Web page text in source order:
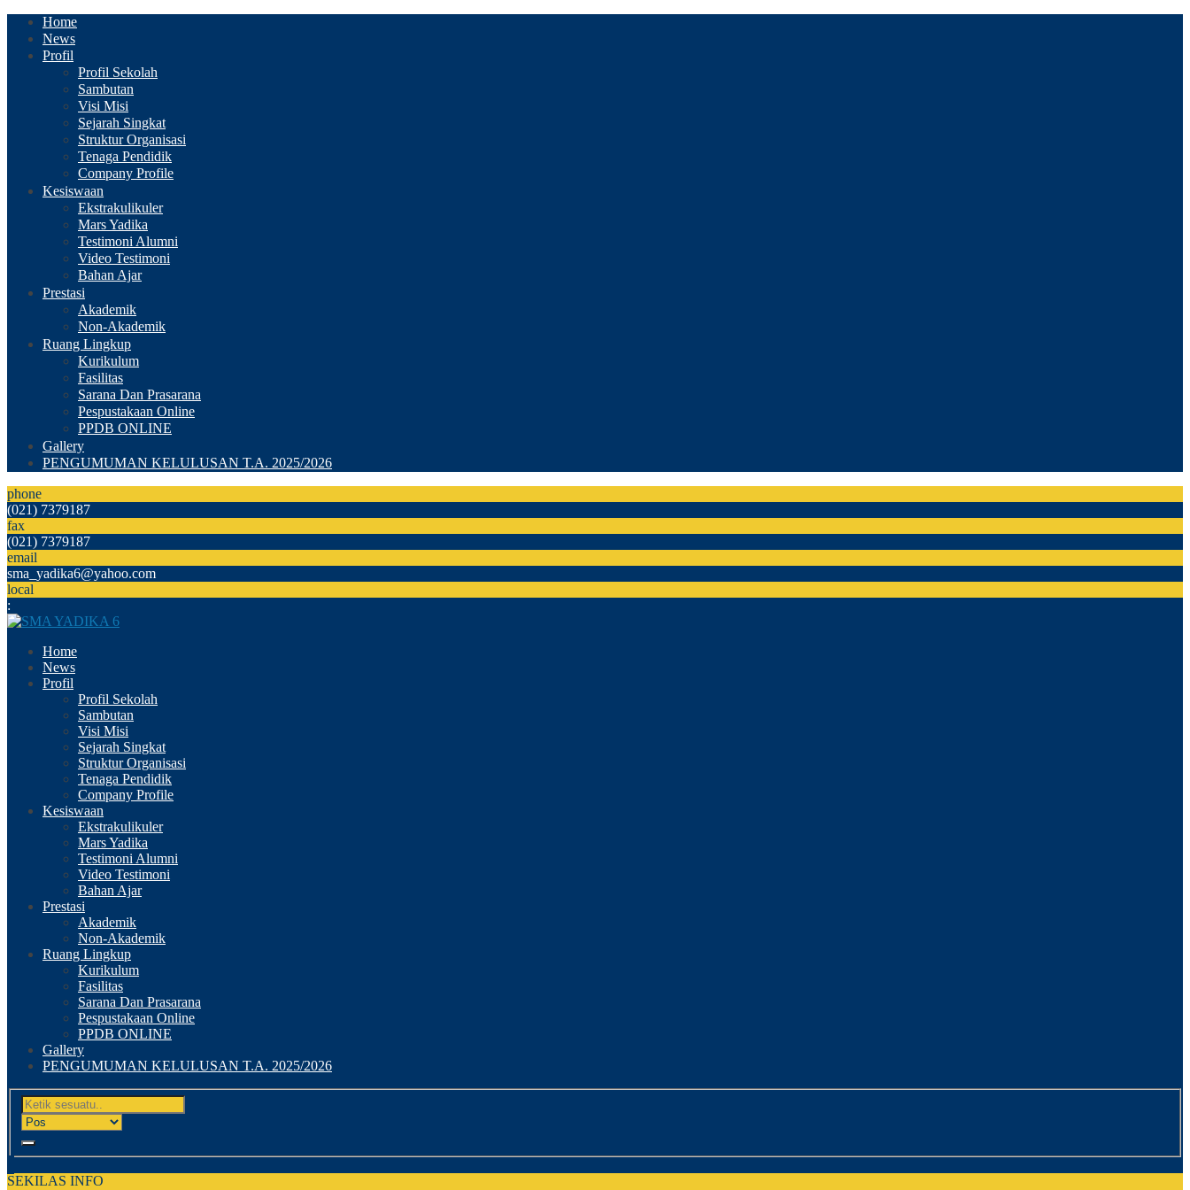
Home
News
Profil
Profil Sekolah
Sambutan
Visi Misi
Sejarah Singkat
Struktur Organisasi
Tenaga Pendidik
Company Profile
Kesiswaan
Ekstrakulikuler
Mars Yadika
Testimoni Alumni
Video Testimoni
Bahan Ajar
Prestasi
Akademik
Non-Akademik
Ruang Lingkup
Kurikulum
Fasilitas
Sarana Dan Prasarana
Pespustakaan Online
PPDB ONLINE
Gallery
PENGUMUMAN KELULUSAN T.A. 2025/2026
phone
(021) 7379187
fax
(021) 7379187
email
sma_yadika6@yahoo.com
local
:
Home
News
Profil
Profil Sekolah
Sambutan
Visi Misi
Sejarah Singkat
Struktur Organisasi
Tenaga Pendidik
Company Profile
Kesiswaan
Ekstrakulikuler
Mars Yadika
Testimoni Alumni
Video Testimoni
Bahan Ajar
Prestasi
Akademik
Non-Akademik
Ruang Lingkup
Kurikulum
Fasilitas
Sarana Dan Prasarana
Pespustakaan Online
PPDB ONLINE
Gallery
PENGUMUMAN KELULUSAN T.A. 2025/2026
SEKILAS INFO